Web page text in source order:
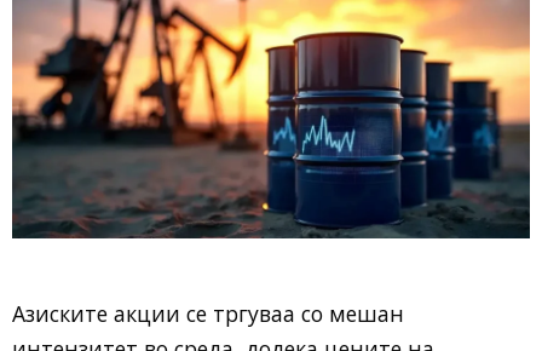
Азиските акции се тргуваа со мешан